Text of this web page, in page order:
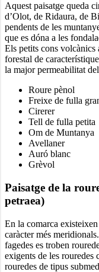
Aquest paisatge queda
d’Olot, de Ridaura, de
pendents de les
que es dóna a les
Els petits cons volcànics
forestal de
la major permeabilitat
Roure pènol
Freixe de fulla
Cirerer
Tell de fulla petita
Om de Muntanya
Avellaner
Auró blanc
Grèvol
Paisatge de la
petraea)
En la comarca
caràcter més
fagedes es troben
exigents de les rouredes
rouredes de tipus